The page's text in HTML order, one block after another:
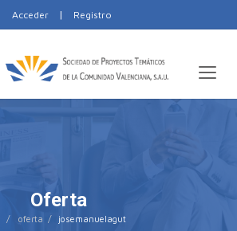
Acceder | Registro
Oferta
josemanuelagut